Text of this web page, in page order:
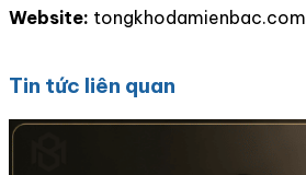
Website: tongkhodamienbac.com
Tin tức liên quan